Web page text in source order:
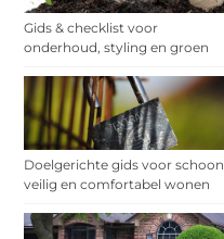
Gids & checklist voor
onderhoud, styling en groen
Doelgerichte gids voor schoon,
veilig en comfortabel wonen